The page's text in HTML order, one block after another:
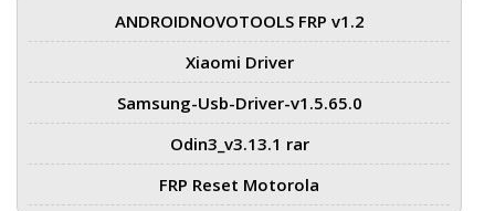
ANDROIDNOVOTOOLS FRP v1.2
Xiaomi Driver
Samsung-Usb-Driver-v1.5.65.0
Odin3_v3.13.1 rar
FRP Reset Motorola